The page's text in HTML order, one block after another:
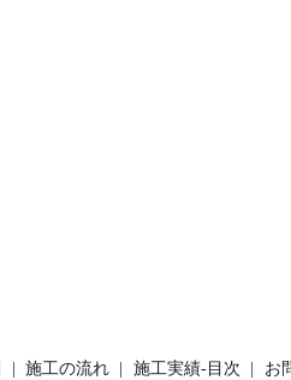
施工の流れ 施工実績-目次 お